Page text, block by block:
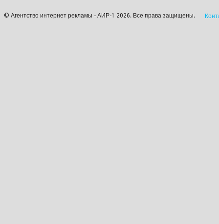
© Агентство интернет рекламы - АИР-1 2026. Все права защищены.